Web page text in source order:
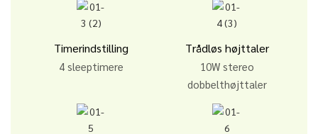
Timerindstilling
4 sleeptimere
Trådløs højttaler
10W stereo
dobbelthøjttaler